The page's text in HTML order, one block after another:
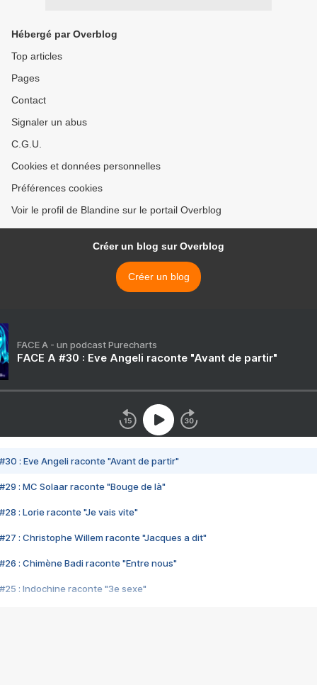
Hébergé par Overblog
Top articles
Pages
Contact
Signaler un abus
C.G.U.
Cookies et données personnelles
Préférences cookies
Voir le profil de Blandine sur le portail Overblog
Créer un blog sur Overblog
Créer un blog
FACE A - un podcast Purecharts
FACE A #30 : Eve Angeli raconte "Avant de partir"
#30 : Eve Angeli raconte "Avant de partir"
#29 : MC Solaar raconte "Bouge de là"
#28 : Lorie raconte "Je vais vite"
#27 : Christophe Willem raconte "Jacques a dit"
#26 : Chimène Badi raconte "Entre nous"
#25 : Indochine raconte "3e sexe"